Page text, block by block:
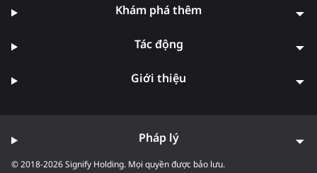
Khám phá thêm
Tác động
Giới thiệu
© 2018-2026 Signify Holding. Mọi quyền được bảo lưu.
Pháp lý